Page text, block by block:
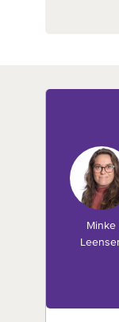
Minke